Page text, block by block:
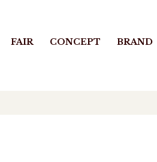
FAIR CONCEPT BRAND